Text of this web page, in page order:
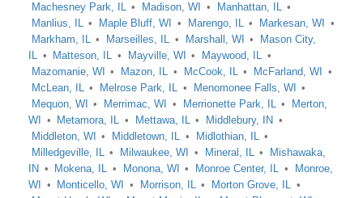
Machesney Park, IL
Madison, WI
Manhattan, IL
Manlius, IL
Maple Bluff, WI Marengo, IL
Markesan, WI
Markham, IL
Marseilles, IL Marshall, WI
Mason City,
IL
Matteson, IL Mayville, WI
Maywood, IL
Mazomanie, WI
Mazon, IL McCook, IL
McFarland, WI
McLean, IL
Melrose Park, IL
Menomonee Falls, WI
Mequon, WI
Merrimac, WI Merrionette Park, IL
Merton,
WI
Metamora, IL Mettawa, IL
Middlebury, IN
Middleton, WI
Middletown, IL
Midlothian, IL
Milledgeville, IL
Milwaukee, WI Mineral, IL
Mishawaka,
IN
Mokena, IL Monona, WI Monroe Center, IL
Monroe,
WI
Monticello, WI Morrison, IL
Morton Grove, IL